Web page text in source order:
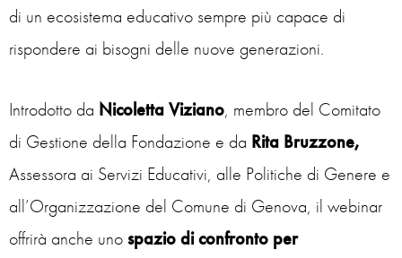
di un ecosistema educativo sempre più capace di
rispondere ai bisogni delle nuove generazioni.
Introdotto da Nicoletta Viziano, membro del Comitato
di Gestione della Fondazione e da Rita Bruzzone,
Assessora ai Servizi Educativi, alle Politiche di Genere e
all’Organizzazione del Comune di Genova, il webinar
offrirà anche unospazio di confronto per